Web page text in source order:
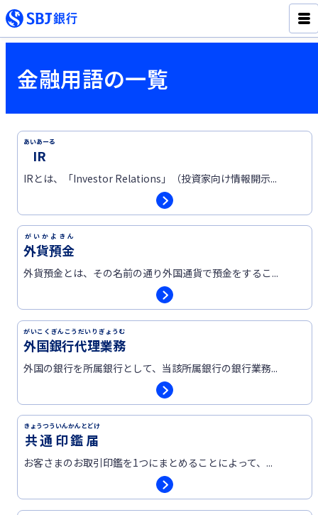
金融用語の一覧
IR
あいあーる
IRとは、「Investor Relations」（投資家向け情報開示...
外貨預金
がいかよきん
外貨預金とは、その名前の通り外国通貨で預金をするこ...
外国銀行代理業務
がいこくぎんこうだいりぎょうむ
外国の銀行を所属銀行として、当該所属銀行の銀行業務...
共通印鑑届
きょうつういんかんとどけ
お客さまのお取引印鑑を1つにまとめることによって、...